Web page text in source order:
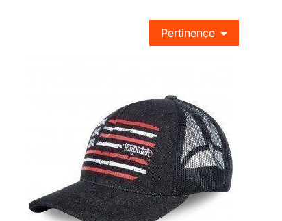
Pertinence